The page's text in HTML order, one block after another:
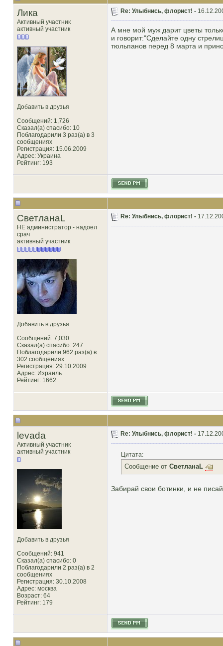
Лика
Активный участник
активный участник
Добавить в друзья
Сообщений: 1,726
Сказал(а) спасибо: 10
Поблагодарили 3 раз(а) в 3
сообщениях
Регистрация: 15.06.2009
Адрес: Украина
Рейтинг: 193
Re: Улыбнись, флорист! -
А мне мой муж дарит цветы
и говорит:"Сделайте одну
тюльпанов перед 8 марта и
СветланаL
НЕ администратор - надоел
срач
активный участник
Добавить в друзья
Сообщений: 7,030
Сказал(а) спасибо: 247
Поблагодарили 962 раз(а) в
302 сообщениях
Регистрация: 29.10.2009
Адрес: Израиль
Рейтинг: 1662
Re: Улыбнись, флорист! -
levada
Активный участник
активный участник
Добавить в друзья
Сообщений: 941
Сказал(а) спасибо: 0
Поблагодарили 2 раз(а) в 2
сообщениях
Регистрация: 30.10.2008
Адрес: москва
Возраст: 64
Рейтинг: 179
Re: Улыбнись, флорист! -
Цитата:
Сообщение от СветланаL
Забирай свои ботинки, и не